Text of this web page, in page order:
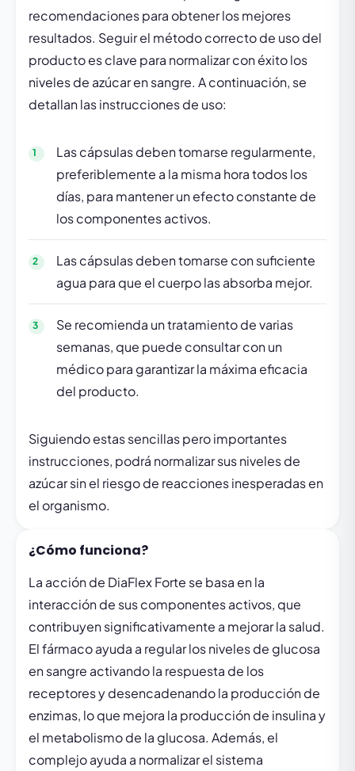
recomendaciones para obtener los mejores
resultados. Seguir el método correcto de uso del
producto es clave para normalizar con éxito los
niveles de azúcar en sangre. A continuación, se
detallan las instrucciones de uso:
Las cápsulas deben tomarse regularmente,
preferiblemente a la misma hora todos los
días, para mantener un efecto constante de
los componentes activos.
Las cápsulas deben tomarse con suficiente
agua para que el cuerpo las absorba mejor.
Se recomienda un tratamiento de varias
semanas, que puede consultar con un
médico para garantizar la máxima eficacia
del producto.
Siguiendo estas sencillas pero importantes
instrucciones, podrá normalizar sus niveles de
azúcar sin el riesgo de reacciones inesperadas en
el organismo.
¿Cómo funciona?
La acción de DiaFlex Forte se basa en la
interacción de sus componentes activos, que
contribuyen significativamente a mejorar la salud.
El fármaco ayuda a regular los niveles de glucosa
en sangre activando la respuesta de los
receptores y desencadenando la producción de
enzimas, lo que mejora la producción de insulina y
el metabolismo de la glucosa. Además, el
complejo ayuda a normalizar el sistema